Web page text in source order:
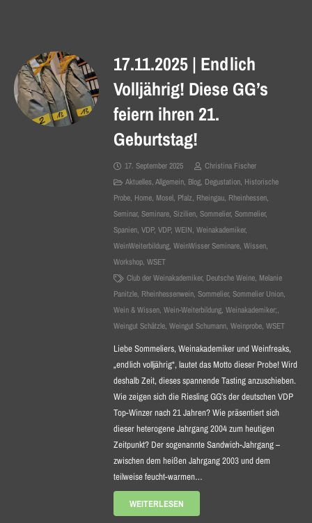
17.11.2025 | Endlich
Volljährig! Diese GG’s
feiern ihren 21.
Geburtstag!
17. September 2025
Christina Fischer
Aktuelles,Allgemein, Blog, Degustation, Historische
Probe, Home, Mosel, Pfalz, Rheingau, Rheinhessen,
Seminar, Seminare, Sizilien, Sommelier, Sommelier,
Spanien, VDP, VDP, WEIN, Weinakademiker,
WeinWeiterbildung, WeinWisser Seminare, Wissen,
Workshop, WSET
Club der Weinakademiker, Deutsche Weine, Melanie
Panitzle, Rheinhessenwein, Sommelier, Sommelier Union,
Wein & Wissen, Wein-Weiterbildung, Weinakademiker;,
Weingut Schätzle, Weingut Schumann, Weinprobe, WSET
Liebe Sommeliers, Weinakademiker und Weinfreaks,
„endlich volljährig“, lautet das Motto dieser Probe! Wird
deshalb Zeit, dieses spannende Tasting anzuschieben.
Wie zeigen sich die Riesling GG’s der deutschen VDP
Top-Winzer nach 21 Jahren? Wie präsentiert sich
dieser heterogene Jahrgang 2004 zum heutigen
Zeitpunkt? Der sogenannte Sandwich-Jahrgang –
zwischen dem heißen Jahrgang 2003 und dem
teilweise feucht-warmen…
WEITERLESEN